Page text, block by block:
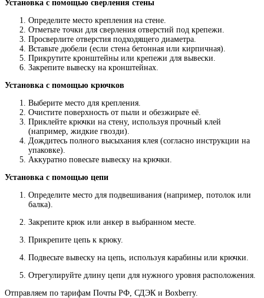
Установка с помощью сверления стены
Определите место крепления на стене.
Отметьте точки для сверления отверстий под крепежи.
Просверлите отверстия подходящего диаметра.
Вставьте дюбели (если стена бетонная или кирпичная).
Прикрутите кронштейны или крепежи для вывески.
Закрепите вывеску на кронштейнах.
Установка с помощью крючков
Выберите место для крепления.
Очистите поверхность от пыли и обезжирьте её.
Приклейте крючки на стену, используя прочный клей
(например, жидкие гвозди).
Дождитесь полного высыхания клея (согласно инструкции на
упаковке).
Аккуратно повесьте вывеску на крючки.
Установка с помощью цепи
Определите место для подвешивания (например, потолок или
балка).
Закрепите крюк или анкер в выбранном месте.
Прикрепите цепь к крюку.
Подвесьте вывеску на цепь, используя карабины или крючки.
Отрегулируйте длину цепи для нужного уровня расположения.
Отправляем по тарифам Почты РФ, СДЭК и Boxberry.